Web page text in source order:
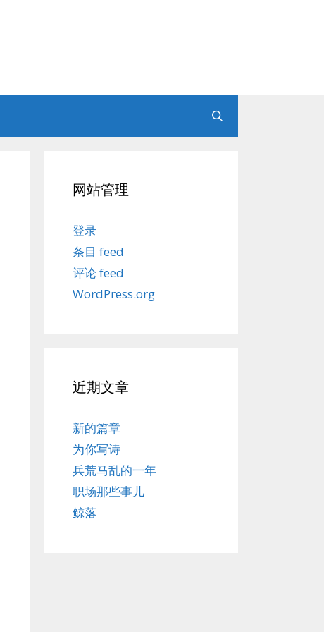
网站管理
登录
条目 feed
评论 feed
WordPress.org
近期文章
新的篇章
为你写诗
兵荒马乱的一年
职场那些事儿
鲸落